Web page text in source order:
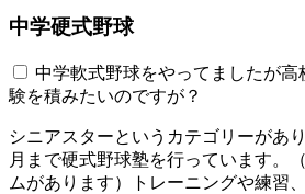
中学硬式野球
中学軟式野球をやってましたが高
験を積みたいのですが？
シニアスターというカテゴリーがあ
月まで硬式野球塾を行っています。
ムがあります）トレーニングや練習